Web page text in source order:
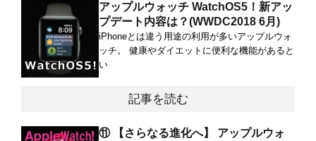
アップルウォッチ WatchOS5！新アッ
プデート内容は？(WWDC2018 6月)
iPhoneとは違う用途の利用が多いアップルウォ
ッチ。 健康やダイエットに便利な機能があると
い
記事を読む
⑪ 【さらなる進化へ】 アップルウォ